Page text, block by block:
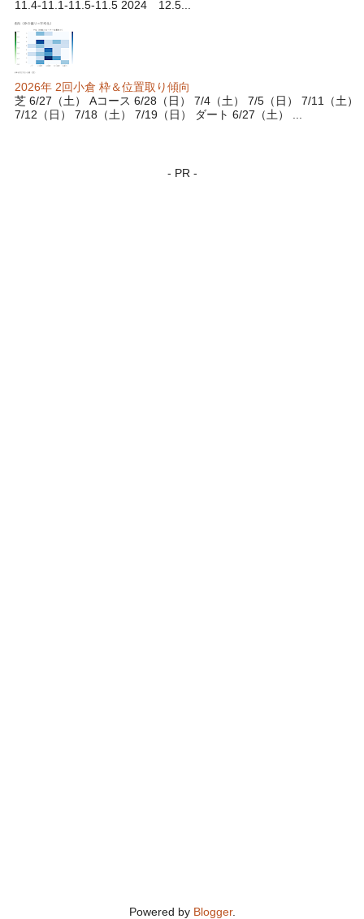
11.4-11.1-11.5-11.5 2024 12.5...
2026年 2回小倉 枠＆位置取り傾向
芝 6/27（土） Aコース 6/28（日） 7/4（土） 7/5（日） 7/11（土）
7/12（日） 7/18（土） 7/19（日） ダート 6/27（土） ...
- PR -
Powered by Blogger.